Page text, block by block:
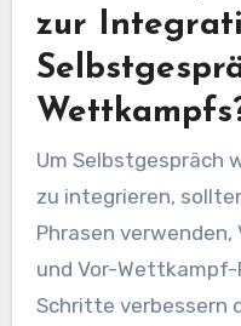
zur
Um Selbstgespräch
zu integrieren,
Phrasen
und Vor-
Schritte verbessern